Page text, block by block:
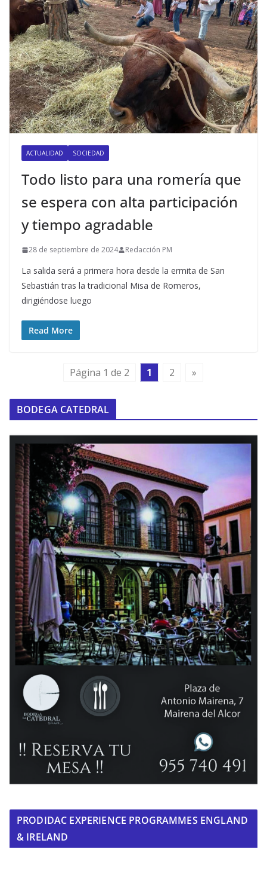
ACTUALIDAD SOCIEDAD
Todo listo para una romería que
se espera con alta participación
y tiempo agradable
28 de septiembre de 2024 Redacción PM
La salida será a primera hora desde la ermita de San
Sebastián tras la tradicional Misa de Romeros,
dirigiéndose luego
Read More
Página 1 de 2 1 2 »
BODEGA CATEDRAL
PRODIDAC EXPERIENCE PROGRAMMES ENGLAND
& IRELAND